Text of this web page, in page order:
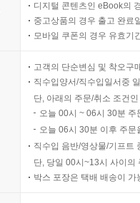
디지털 콘텐츠인 eBook의
중고상품의 경우 출고 완료
모바일 쿠폰의 경우 유효기
고객의 단순변심 및 착오구
직수입양서/직수입일서중
단, 아래의 주문/취소 조건
오늘 00시 ~ 06시 30분
오늘 06시 30분 이후 주
직수입 음반/영상물/기프트
단, 당일 00시~13시 사이의
박스 포장은 택배 배송이